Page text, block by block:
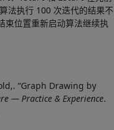
法执行 100 次迭代的结果不
束位置重新启动算法继续执
“Graph Drawing by
— Practice & Experience.